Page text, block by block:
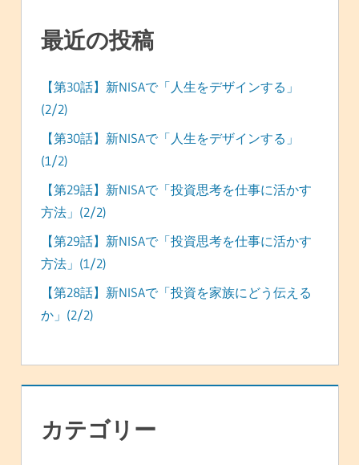
最近の投稿
【第30話】新NISAで「人生をデザインする」
(2/2)
【第30話】新NISAで「人生をデザインする」
(1/2)
【第29話】新NISAで「投資思考を仕事に活かす
方法」(2/2)
【第29話】新NISAで「投資思考を仕事に活かす
方法」(1/2)
【第28話】新NISAで「投資を家族にどう伝える
か」(2/2)
カテゴリー